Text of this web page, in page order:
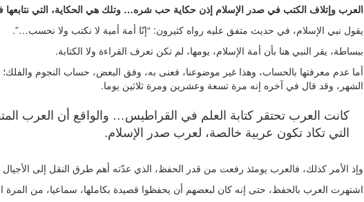
العرب وإتلاف الكتب في صدر الإسلام إذن حكاية حب شره… وتلك هي الحكاية، التي نتابعها
يقول نبي الإسلام، في حديث متفق عليه رواه كثيرون: “إنّا أمة أمية لا نكتب ولا نحسب…”.
ببساطة، يقر النبي هنا بأن أمة الإسلام، يومها، لم تكن تعرف القراءة ولا الكتابة.
أما عدم معرفتها بالحساب، وهذا غير موضوعنا، فعنى به، وفق البعض، حساب النجوم
الشهر، وقد قال في آخره إنه مرة تسعة وعشرين ومرة ثلاثين يوما.
كانت العرب تحتقر كتابة العلم في القراطيس… والواقع أن العرب
التي تكاد تكون عربية خالصة، لعرب صدر الإسلام.
وإذ الأمر كذلك، فالعرب يومئذ رفعت من قدر الحفظ، الذي عدّته أهم طرق النقل إلى الأجيال
اشتهرت العرب بالحفظ، حتى إنه كان لبعضهم أن يحفظوا قصيدة بكاملها، سماعيا، من المرة